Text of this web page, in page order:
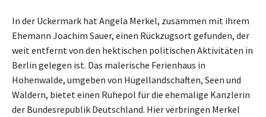
In der Uckermark hat Angela Merkel, zusammen mit ihrem
Ehemann Joachim Sauer, einen Rückzugsort gefunden, der
weit entfernt von den hektischen politischen Aktivitäten in
Berlin gelegen ist. Das malerische Ferienhaus in
Hohenwalde, umgeben von Hügellandschaften, Seen und
Wäldern, bietet einen Ruhepol für die ehemalige Kanzlerin
der Bundesrepublik Deutschland. Hier verbringen Merkel